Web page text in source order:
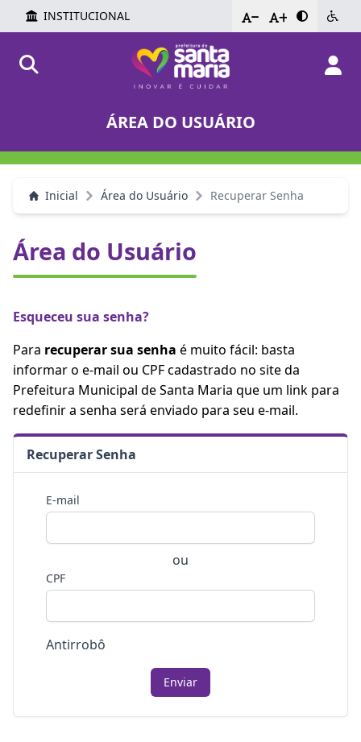
INSTITUCIONAL - +
ÁREA DO USUÁRIO
Inicial Área do Usuário Recuperar Senha
Área do Usuário
Esqueceu sua senha?
Para recuperar sua senha é muito fácil: basta
informar o e-mail ou CPF cadastrado no site da
Prefeitura Municipal de Santa Maria que um link para
redefinir a senha será enviado para seu e-mail.
Recuperar Senha
E-mail
ou
CPF
Antirrobô
Enviar